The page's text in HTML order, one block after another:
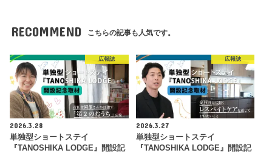
RECOMMEND こちらの記事も人気です。
広報誌
2026.3.28
単独型ショートステイ
『TANOSHIKA LODGE』開設記
広報誌
2026.3.27
単独型ショートステイ
『TANOSHIKA LODGE』開設記